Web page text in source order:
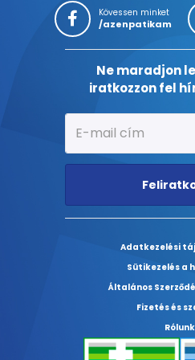
Kövessen minket
/azenpatikam
Ne maradjon
iratkozzon fel
Adatkezelési
Sütikezelés a
Általános
Fizetés és
Rólunk